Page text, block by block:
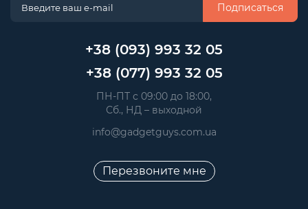
Подписаться
+38 (093) 993 32 05
+38 (077) 993 32 05
ПН-ПТ с 09:00 до 18:00,
Сб., НД – выходной
info@gadgetguys.com.ua
Перезвоните мне